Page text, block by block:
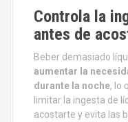
Controla la
antes de
Beber demasiado
aumentar la
durante la noche, lo
limitar la ingesta de
acostarte y evita las